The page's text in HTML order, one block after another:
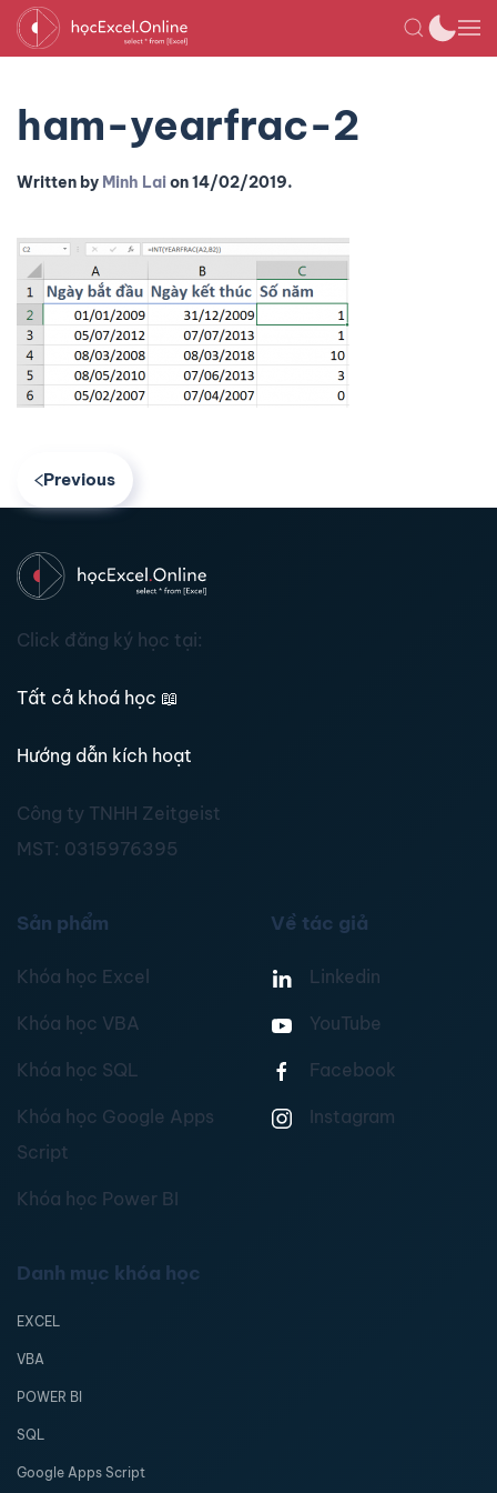
ham-yearfrac-2
Written by Minh Laion14/02/2019.
Previous
Click đăng ký học tại:
Tất cả khoá học 📖
Hướng dẫn kích hoạt
Công ty TNHH Zeitgeist
MST: 0315976395
Sản phẩm
Khóa học Excel
Khóa học VBA
Khóa học SQL
Khóa học Google Apps
Script
Khóa học Power BI
Về tác giả
Linkedin
YouTube
Facebook
Instagram
Danh mục khóa học
EXCEL
VBA
POWER BI
SQL
Google Apps Script